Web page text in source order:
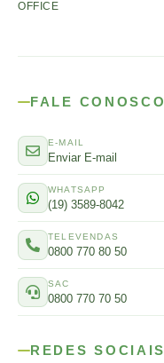
OFFICE
FALE CONOSCO
E-MAIL
Enviar E-mail
WHATSAPP
(19) 3589-8042
TELEVENDAS
0800 770 80 50
SAC
0800 770 70 50
REDES SOCIAIS